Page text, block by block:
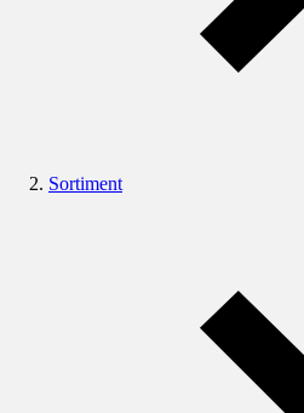
Sortiment